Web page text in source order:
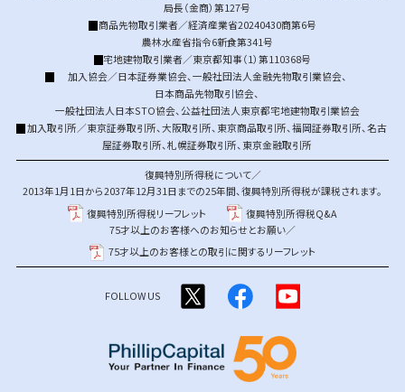
局長（金商）第127号
商品先物取引業者／経済産業省20240430商第6号
農林水産省指令6新食第341号
宅地建物取引業者／東京都知事（1）第110368号
加入協会／日本証券業協会、一般社団法人金融先物取引業協会、
日本商品先物取引協会、
一般社団法人日本STO協会、公益社団法人東京都宅地建物取引業協会
加入取引所／東京証券取引所、大阪取引所、 東京商品取引所、福岡証券取引所、名古
屋証券取引所、札幌証券取引所、 東京金融取引所
復興特別所得税について／
2013年1月1日から2037年12月31日までの25年間、復興特別所得税が課税されます。
復興特別所得税リーフレット
復興特別所得税Q&A
75才以上のお客様へのお知らせとお願い／
75才以上のお客様との取引に関するリーフレット
FOLLOW US